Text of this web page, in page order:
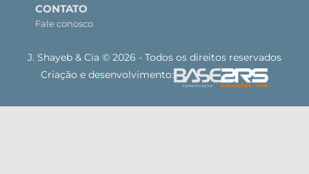
CONTATO
Fale conosco
J. Shayeb & Cia © 2026 - Todos os direitos reservados
Criação e desenvolvimento: